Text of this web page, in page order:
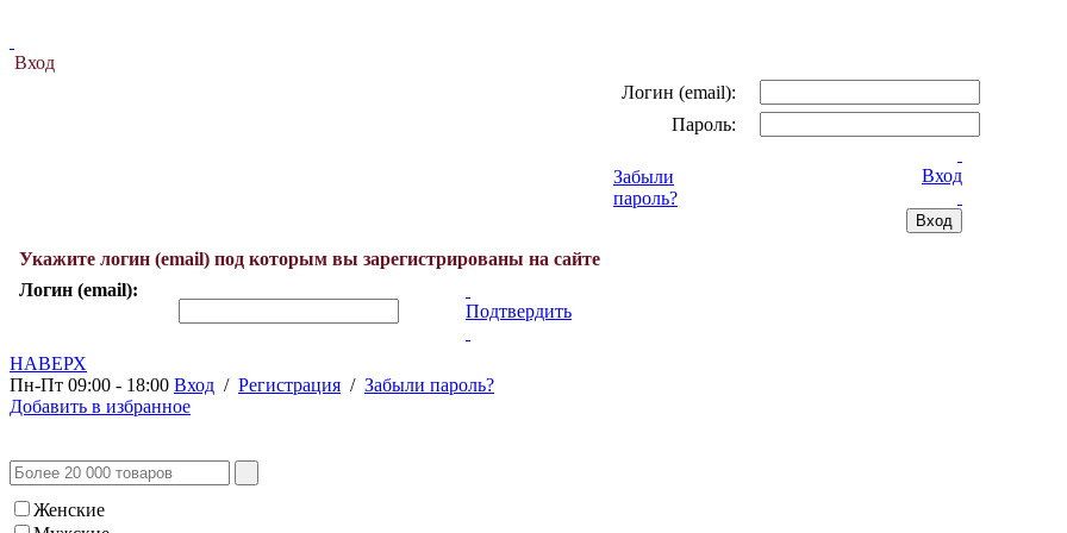
Вход
Логин (email):
Пароль:
Забыли
пароль?
Вход
Укажите логин (email) под которым вы зарегистрированы на сайте
Логин (email):
Подтвердить
НАВЕРХ
Пн-Пт 09:00 - 18:00 Вход / Регистрация / Забыли пароль?
Добавить в избранное
Женские